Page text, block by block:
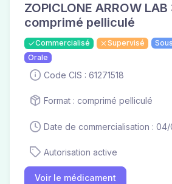
ZOPICLONE ARROW
comprimé pelliculé
Commercialisé Supervisé
Orale
Code CIS : 61271518
Format : comprimé pelliculé
Date de commercialisation :
Autorisation active
Voir le médicament